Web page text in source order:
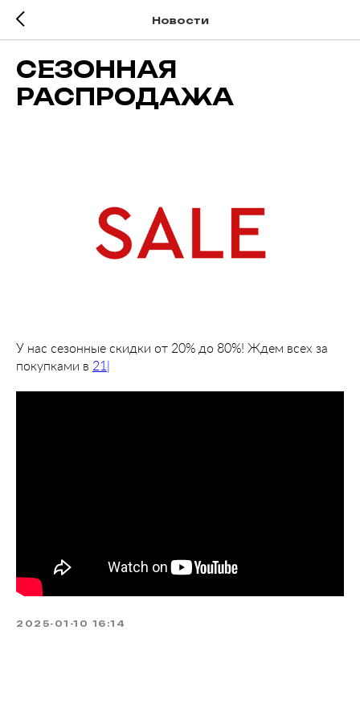
Новости
СЕЗОННАЯ
РАСПРОДАЖА
У нас сезонные скидки от 20% до 80%! Ждем всех за
покупками в 21|
2025-01-10 16:14